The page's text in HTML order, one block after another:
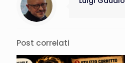
Post correlati